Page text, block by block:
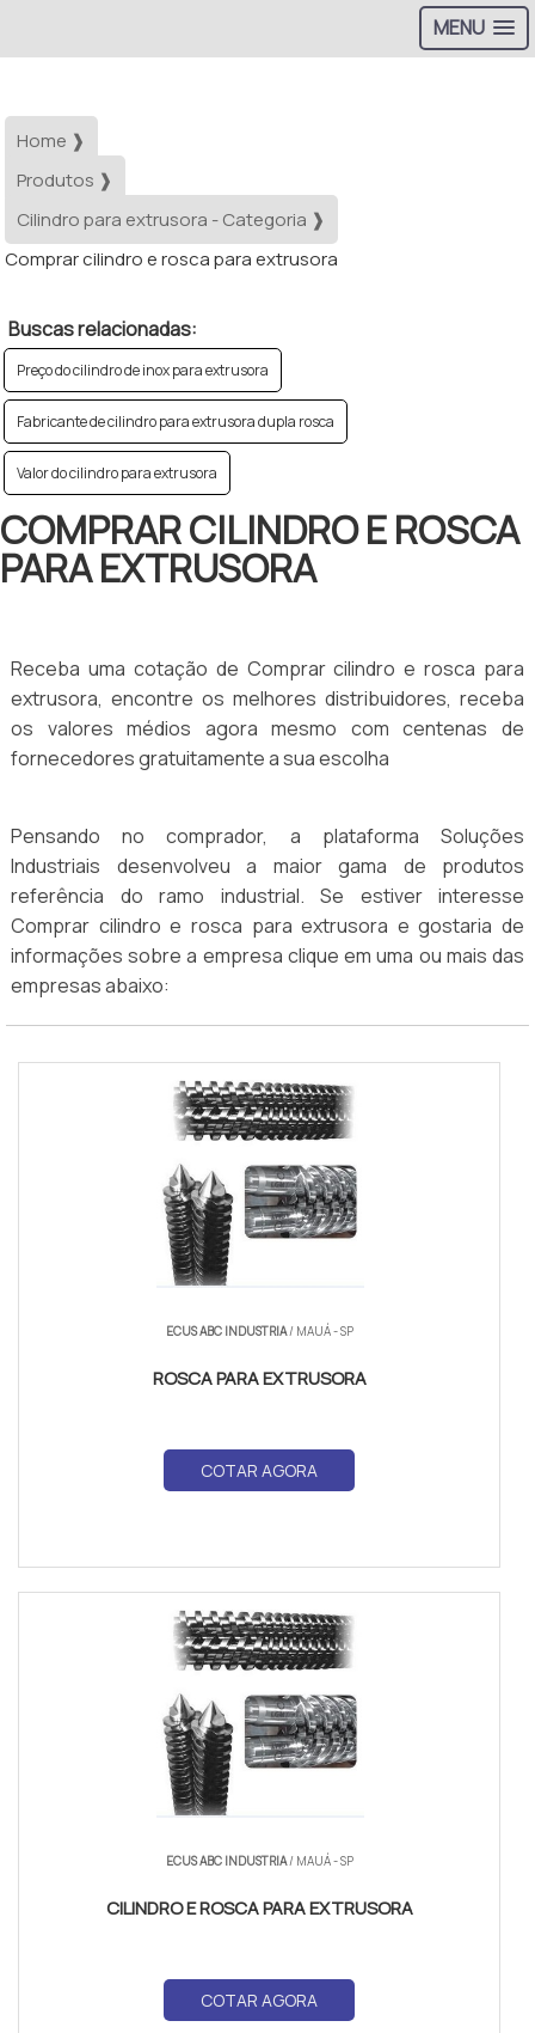
MENU
Home ❱
Produtos ❱
Cilindro para extrusora - Categoria ❱
Comprar cilindro e rosca para extrusora
Buscas relacionadas:
Preço do cilindro de inox para extrusora
Fabricante de cilindro para extrusora dupla rosca
Valor do cilindro para extrusora
COMPRAR CILINDRO E ROSCA
PARA EXTRUSORA
Receba uma cotação de Comprar cilindro e rosca para
extrusora, encontre os melhores distribuidores, receba
os valores médios agora mesmo com centenas de
fornecedores gratuitamente a sua escolha
Pensando no comprador, a plataforma Soluções
Industriais desenvolveu a maior gama de produtos
referência do ramo industrial. Se estiver interesse
Comprar cilindro e rosca para extrusora e gostaria de
informações sobre a empresa clique em uma ou mais das
empresas abaixo:
ECUS ABC INDUSTRIA/ MAUÁ - SP
ROSCA PARA EXTRUSORA
COTAR AGORA
ECUS ABC INDUSTRIA/ MAUÁ - SP
CILINDRO E ROSCA PARA EXTRUSORA
COTAR AGORA